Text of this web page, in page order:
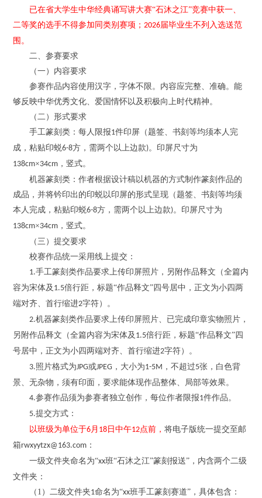
已在省大学生中华经典诵写讲大赛“石沐之江”竞赛中获一、
二等奖的选手不得参加同类别赛项；2026届毕业生不列入选送范
围。
二、参赛要求
（一）内容要求
参赛作品内容使用汉字，字体不限。内容应完整、准确。能
够反映中华优秀文化、爱国情怀以及积极向上时代精神。
（二）形式要求
手工篆刻类：每人限报1件印屏（题签、书刻等均须本人完
成，粘贴印蜕6-8方，需两个以上边款)。印屏尺寸为
138cm×34cm ， 竖式。
机器篆刻类：作者根据设计稿以机器的方式制作篆刻作品的
成品，并将钤印出的印蜕以印屏的形式呈现（题签、书刻等均须
本人完成，粘贴印蜕6-8方，需两个以上边款)。印屏尺寸为
138cm×34cm ， 竖式。
（三）提交要求
校赛作品统一采用线上提交：
1.手工篆刻类作品要求上传印屏照片，另附作品释文 （全篇内
容为宋体及 1.5倍行距，标题“作品释文”四号居中，正文为小四两
端对齐、首行缩进2字符） 。
2.机器篆刻类作品要求上传印屏照片、已完成印章实物照片，
另附作品释文 （全篇内容为宋体及 1.5倍行距，标题“作品释文”四
号居中，正文为小四两端对齐、首行缩进2字符） 。
3.照片格式为JPG或JPEG ，大小为1-5M ，不超过5张，白色背
景、无杂物，须有印面，要求能体现作品整体、局部等效果。
4.参赛作品须为参赛者独立创作，每位作者限报1件作品。
5.提交方式：
以班级为单位于6月 18 日中午12点前，将电子版统一提交至邮
箱rwxyytzx@163.com ：
一级文件夹命名为“xx班“石沐之江”篆刻报送”，内含两个二级
文件夹：
（1）二级文件夹1命名为“xx班手工篆刻赛道”，具体包含：